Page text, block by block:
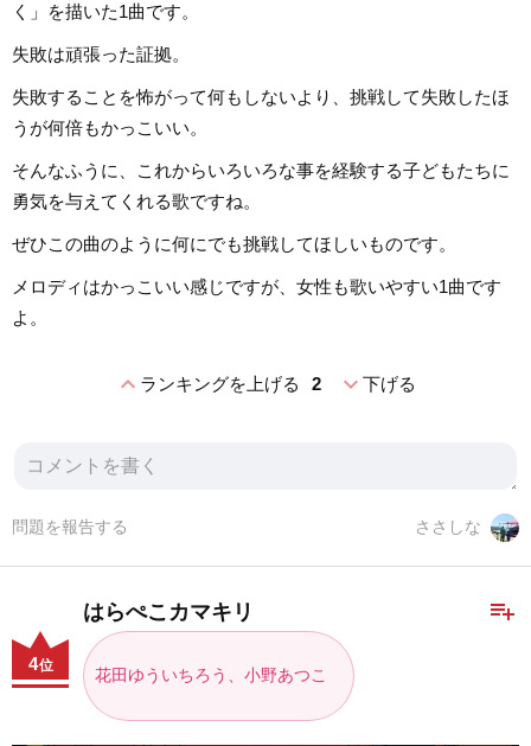
く」を描いた1曲です。
失敗は頑張った証拠。
失敗することを怖がって何もしないより、挑戦して失敗したほ
うが何倍もかっこいい。
そんなふうに、これからいろいろな事を経験する子どもたちに
勇気を与えてくれる歌ですね。
ぜひこの曲のように何にでも挑戦してほしいものです。
メロディはかっこいい感じですが、女性も歌いやすい1曲です
よ。
expand_lessランキングを上げる 2 expand_more下げる
ささしな
問題を報告する
playlist_add
はらぺこカマキリ
花田ゆういちろう、小野あつこ
4位